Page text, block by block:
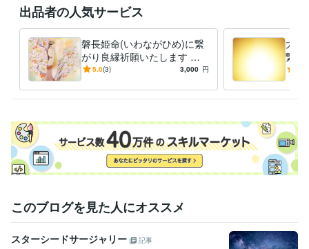
神と社（やしろ）を復活させていく御神事
神と神を繋げていく御神事
神と人を繋げていく御神事
2022年より本格的に御役目が始まりますので
今後は自粛しながらの営業となります
ブログにて　天より　神々より御神託を記載しておりますので
御覧いただけましたら幸いです
ブログ　→　宇宙意識と未来農業に向かって
天命を受け　2020年11月より
出品者の人気サービス
磐長姫命(いわながひめ)に繋
がり良縁祈願いたします 神
と繋がる霊能者 龍神族の巫
5.0(3) 3,000 円
大い
繋が
神
このブログを見た人にオススメ
スターシードサージャリー
記事